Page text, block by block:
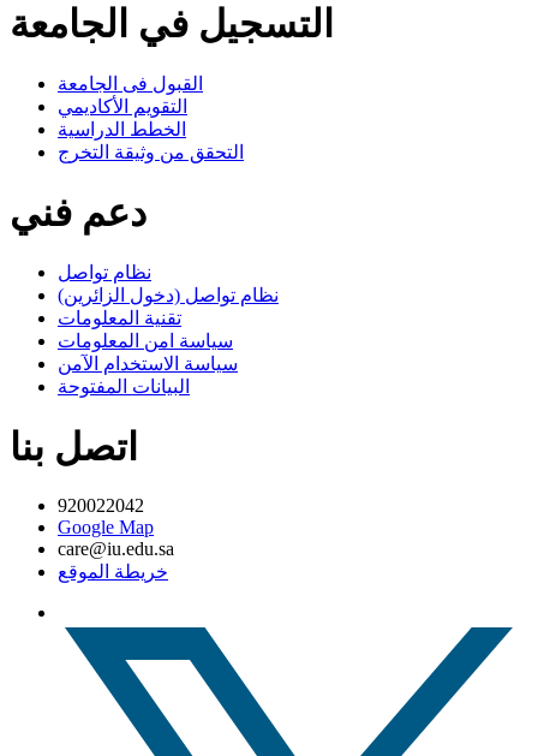
التسجيل في الجامعة
القبول فى الجامعة
التقويم الأكاديمي
الخطط الدراسية
التحقق من وثيقة التخرج
دعم فني
نظام تواصل
نظام تواصل (دخول الزائرين)
تقنية المعلومات
سياسة امن المعلومات
سياسة الاستخدام الآمن
البيانات المفتوحة
اتصل بنا
920022042
Google Map
care@iu.edu.sa
خريطة الموقع